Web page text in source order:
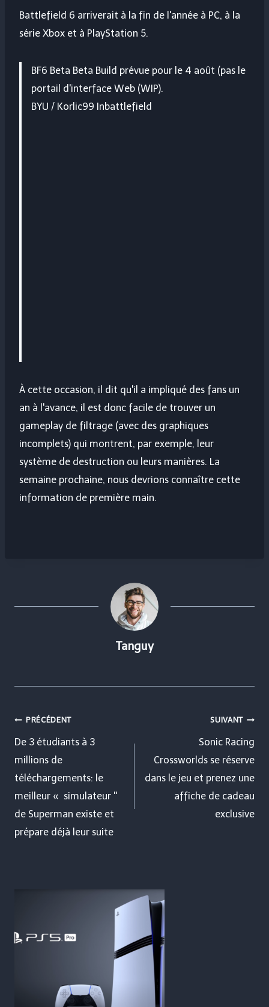
Battlefield 6 arriverait à la fin de l'année à PC, à la
série Xbox et à PlayStation 5.
BF6 Beta Beta Build prévue pour le 4 août (pas le
portail d'interface Web (WIP).
BYU / Korlic99 Inbattlefield
À cette occasion, il dit qu'il a impliqué des fans un
an à l'avance, il est donc facile de trouver un
gameplay de filtrage (avec des graphiques
incomplets) qui montrent, par exemple, leur
système de destruction ou leurs manières. La
semaine prochaine, nous devrions connaître cette
information de première main.
Tanguy
Navigation
de
l’article
PRÉCÉDENT
De 3 étudiants à 3
millions de
téléchargements: le
meilleur « simulateur ''
de Superman existe et
prépare déjà leur suite
SUIVANT
Sonic Racing
Crossworlds se réserve
dans le jeu et prenez une
affiche de cadeau
exclusive